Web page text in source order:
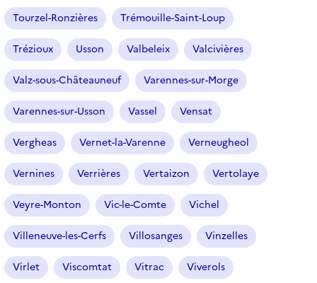
Tourzel-Ronzières Trémouille-Saint-Loup
Trézioux Usson Valbeleix Valcivières
Valz-sous-Châteauneuf Varennes-sur-Morge
Varennes-sur-Usson Vassel Vensat
Vergheas Vernet-la-Varenne Verneugheol
Vernines Verrières Vertaizon Vertolaye
Veyre-Monton Vic-le-Comte Vichel
Villeneuve-les-Cerfs Villosanges Vinzelles
Virlet Viscomtat Vitrac Viverols